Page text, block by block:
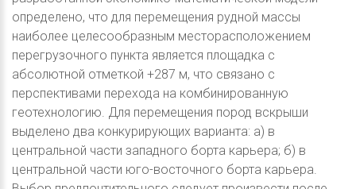
определено, что для перемещения рудной массы
наиболее целесообразным месторасположением
перегрузочного пункта является площадка с
абсолютной отметкой +287 м, что связано с
перспективами перехода на комбинированную
геотехнологию. Для перемещения пород вскрыши
выделено два конкурирующих варианта: а) в
центральной части западного борта карьера; б) в
центральной части юго-восточного борта карьера.